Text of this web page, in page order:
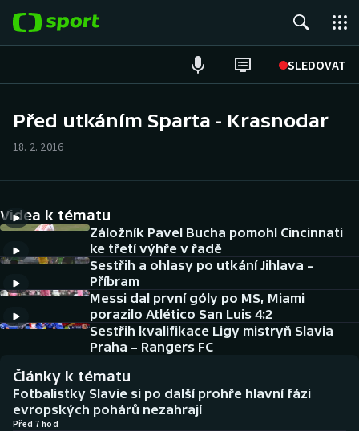
SLEDOVAT
Hokej
Tenis
Atletika
Cyklistika
DALŠÍ SPORTY
Americký fotbal
Baseball a softbal
Basketbal
NEPŘEHLÉDNĚTE
Soutěže
Historické návraty
Před utkáním Sparta - Krasnodar
18. 2. 2016
Videa k tématu
Záložník Pavel Bucha pomohl Cincinnati
ke třetí výhře v řadě
Sestřih a ohlasy po utkání Jihlava –
Příbram
Messi dal první góly po MS, Miami
porazilo Atlético San Luis 4:2
Sestřih kvalifikace Ligy mistryň Slavia
Praha – Rangers FC
Články k tématu
Fotbalistky Slavie si po další prohře hlavní fázi
evropských pohárů nezahrají
Před 7 hod